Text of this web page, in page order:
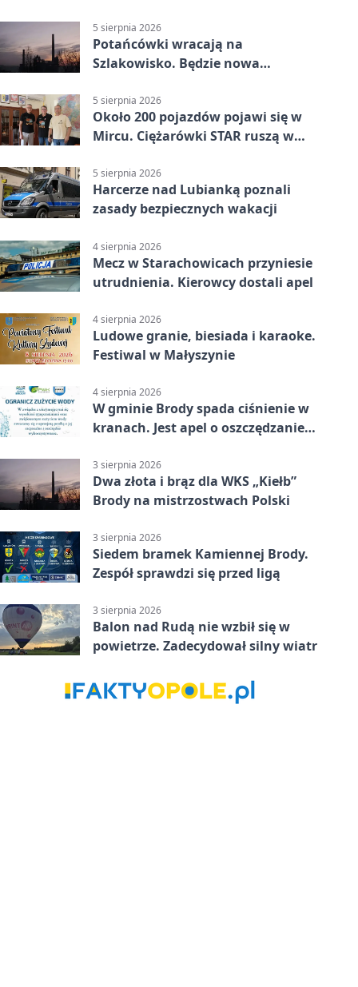
5 sierpnia 2026
Potańcówki wracają na
Szlakowisko. Będzie nowa
5 sierpnia 2026
Około 200 pojazdów pojawi się w
Mircu. Ciężarówki STAR ruszą w
5 sierpnia 2026
Harcerze nad Lubianką poznali
zasady bezpiecznych wakacji
4 sierpnia 2026
Mecz w Starachowicach przyniesie
utrudnienia. Kierowcy dostali apel
4 sierpnia 2026
Ludowe granie, biesiada i karaoke.
Festiwal w Małyszynie
4 sierpnia 2026
W gminie Brody spada ciśnienie w
kranach. Jest apel o oszczędzanie
3 sierpnia 2026
Dwa złota i brąz dla WKS „Kiełb”
Brody na mistrzostwach Polski
3 sierpnia 2026
Siedem bramek Kamiennej Brody.
Zespół sprawdzi się przed ligą
3 sierpnia 2026
Balon nad Rudą nie wzbił się w
powietrze. Zadecydował silny wiatr